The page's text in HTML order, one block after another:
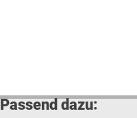
Passend dazu: